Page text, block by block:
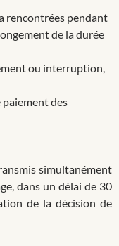
rencontrées pendant
de la durée
ou interruption,
des
simultanément
dans un délai de 30
de la décision de